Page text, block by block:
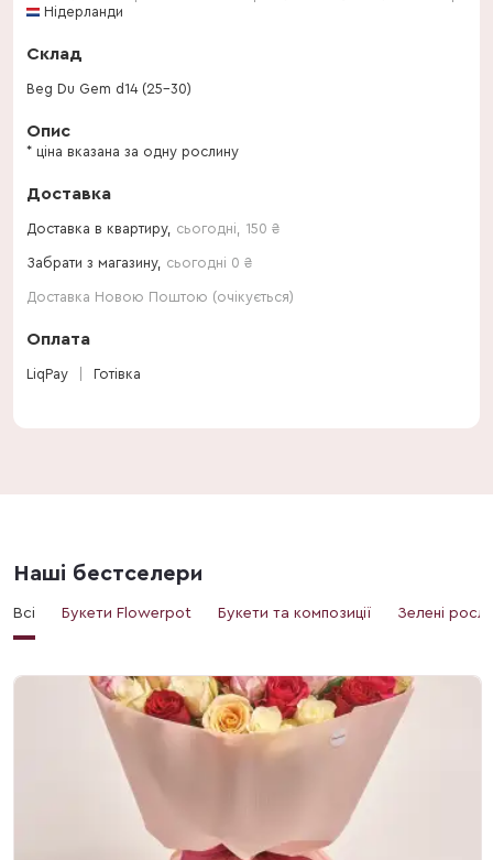
Нідерланди
Склад
Beg Du Gem d14 (25-30)
Опис
* ціна вказана за одну рослину
Доставка
Доставка в квартиру, сьогодні 150 ₴
Забрати з магазину, сьогодні 0 ₴
Доставка Новою Поштою (очікується)
Оплата
LiqPay Готівка
Наші бестселери
Всі Букети Flowerpot Букети та композиції Зелені